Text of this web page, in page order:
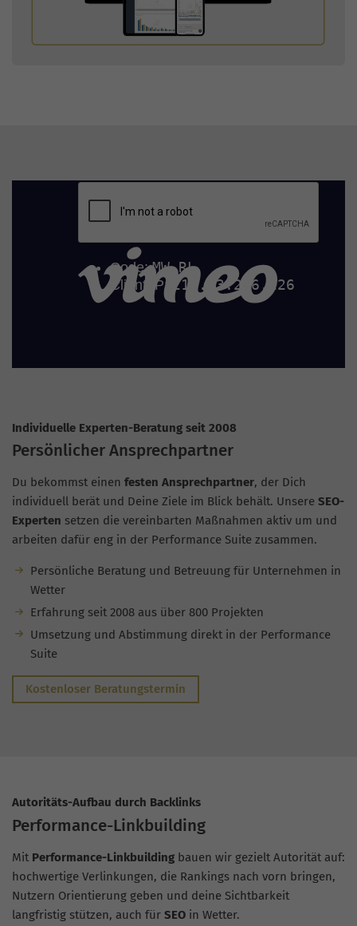
Individuelle Experten-Beratung seit 2008
Persönlicher Ansprechpartner
Du bekommst einen festen Ansprechpartner, der Dich
individuell berät und Deine Ziele im Blick behält. Unsere SEO-
Experten setzen die vereinbarten Maßnahmen aktiv um und
arbeiten dafür eng in der Performance Suite zusammen.
Persönliche Beratung und Betreuung für Unternehmen in
Wetter
Erfahrung seit 2008 aus über 800 Projekten
Umsetzung und Abstimmung direkt in der Performance
Suite
Kostenloser Beratungstermin
Autoritäts-Aufbau durch Backlinks
Performance-Linkbuilding
Mit Performance-Linkbuilding bauen wir gezielt Autorität auf:
hochwertige Verlinkungen, die Rankings nach vorn bringen,
Nutzern Orientierung geben und deine Sichtbarkeit
langfristig stützen, auch für SEO in Wetter.